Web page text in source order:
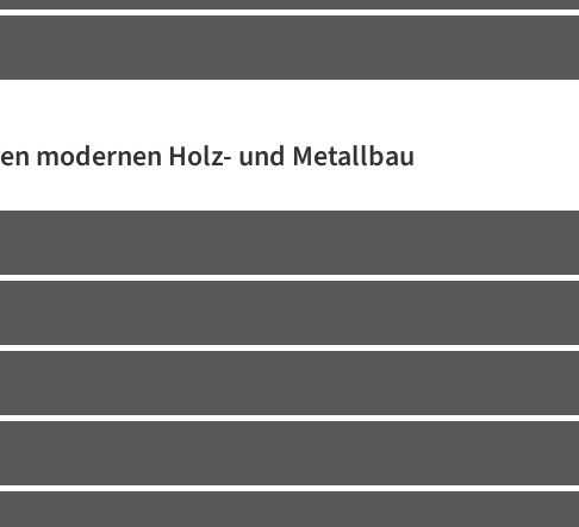
modernen Holz- und Metallbau